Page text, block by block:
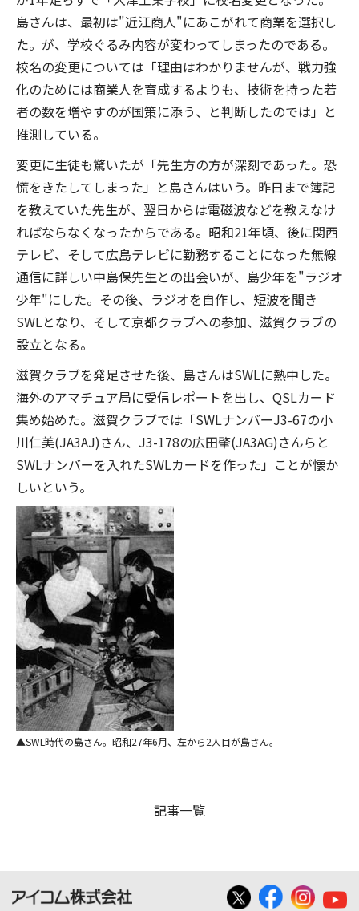
島さんは、最初は"近江商人"にあこがれて商業を選択し
た。が、学校ぐるみ内容が変わってしまったのである。
校名の変更については「理由はわかりませんが、戦力強
化のためには商業人を育成するよりも、技術を持った若
者の数を増やすのが国策に添う、と判断したのでは」と
推測している。
変更に生徒も驚いたが「先生方の方が深刻であった。恐
慌をきたしてしまった」と島さんはいう。昨日まで簿記
を教えていた先生が、翌日からは電磁波などを教えなけ
ればならなくなったからである。昭和21年頃、後に関西
テレビ、そして広島テレビに勤務することになった無線
通信に詳しい中島保先生との出会いが、島少年を"ラジオ
少年"にした。その後、ラジオを自作し、短波を聞き
SWLとなり、そして京都クラブへの参加、滋賀クラブの
設立となる。
滋賀クラブを発足させた後、島さんはSWLに熱中した。
海外のアマチュア局に受信レポートを出し、QSLカード
集め始めた。滋賀クラブでは「SWLナンバーJ3-67の小
川仁美(JA3AJ)さん、J3-178の広田肇(JA3AG)さんらと
SWLナンバーを入れたSWLカードを作った」ことが懐か
しいという。
SWL時代の島さん。昭和27年6月、左から2人目が島さん。
記事一覧